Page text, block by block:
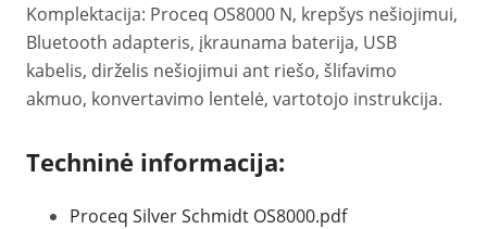
Komplektacija: Proceq OS8000 N, krepšys nešiojimui,
Bluetooth adapteris, įkraunama baterija, USB
kabelis, dirželis nešiojimui ant riešo, šlifavimo
akmuo, konvertavimo lentelė, vartotojo instrukcija.
Techninė informacija:
Proceq Silver Schmidt OS8000.pdf